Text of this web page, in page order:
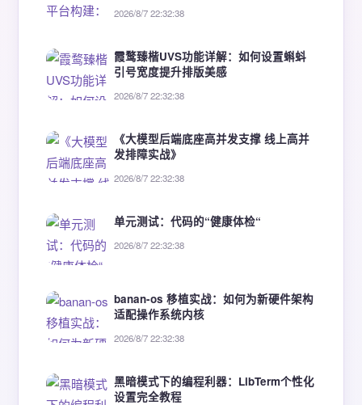
2026/8/7 22:32:38
霞鹜臻楷UVS功能详解：如何设置蝌蚪
引号宽度提升排版美感
2026/8/7 22:32:38
《大模型后端底座高并发支撑 线上高并
发排障实战》
2026/8/7 22:32:38
单元测试：代码的“健康体检“
2026/8/7 22:32:38
banan-os 移植实战：如何为新硬件架构
适配操作系统内核
2026/8/7 22:32:38
黑暗模式下的编程利器：LibTerm个性化
设置完全教程